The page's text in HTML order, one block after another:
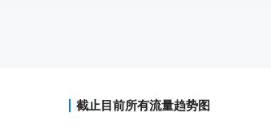
截止目前所有流量趋势图